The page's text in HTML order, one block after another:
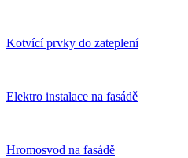
Kotvící prvky do zateplení
Elektro instalace na fasádě
Hromosvod na fasádě